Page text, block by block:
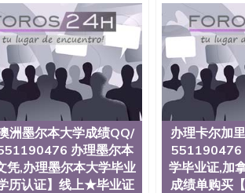
办理国外毕业证价格QQ微信551190476
信551190476办国外可查文凭QQ微信
询机构QQ微信551190476 国外资格证书办
海外文凭认证办理QQ微信551190476 圣何
立大学”）成立于1857年，简称SJSU，是加
圣何塞市San Jose中心，占地154公顷。它
就业率，全美名列前茅的毕业薪资，浓厚的
评选为全美50强公立综合性大学，每年有来
在世界上享有学术地位、声誉、实习机会
表。其计算机系与会计系更是在当今美国大
界硅谷中心得到工作机会。许多硅谷公司甚
论是加州大学系统(UC)，还是加州州立大学
置。 圣何塞州立大学座落于硅谷(Silicon
洲墨尔本大学成绩QQ/
办理墨尔本
凭,办理墨尔本大学毕业
历认证】线上★毕业证
办理卡尔加
551190476
学毕业证,加
成绩单购买